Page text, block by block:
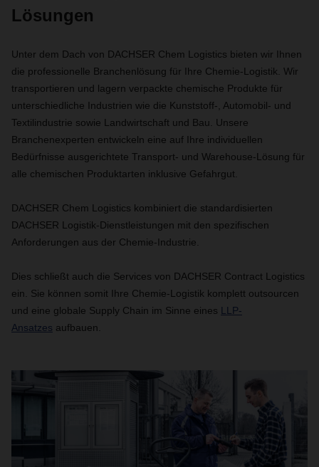
Lösungen
Unter dem Dach von DACHSER Chem Logistics bieten wir Ihnen
die professionelle Branchenlösung für Ihre Chemie-Logistik. Wir
transportieren und lagern verpackte chemische Produkte für
unterschiedliche Industrien wie die Kunststoff-, Automobil- und
Textilindustrie sowie Landwirtschaft und Bau. Unsere
Branchenexperten entwickeln eine auf Ihre individuellen
Bedürfnisse ausgerichtete Transport- und Warehouse-Lösung für
alle chemischen Produktarten inklusive Gefahrgut.
DACHSER Chem Logistics kombiniert die standardisierten
DACHSER Logistik-Dienstleistungen mit den spezifischen
Anforderungen aus der Chemie-Industrie.
Dies schließt auch die Services von DACHSER Contract Logistics
ein. Sie können somit Ihre Chemie-Logistik komplett outsourcen
und eine globale Supply Chain im Sinne eines LLP-
Ansatzes aufbauen.